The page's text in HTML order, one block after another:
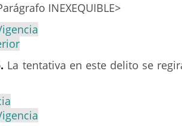
INEXEQUIBLE>
La tentativa en este delito se